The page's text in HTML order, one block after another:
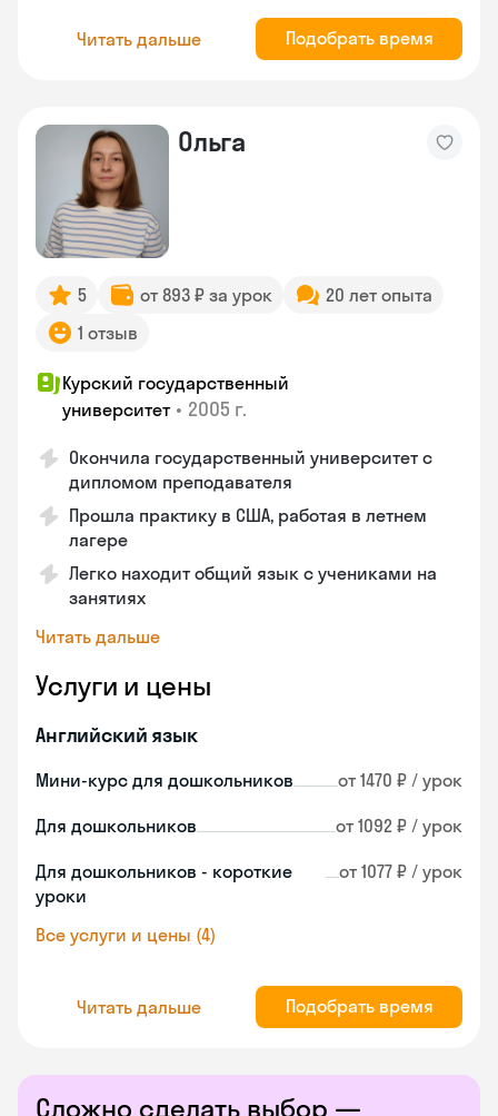
Читать дальше Подобрать время
Ольга
5 от 893 ₽ за урок
20 лет опыта
1 отзыв
Курский государственный
университет • 2005 г.
Окончила государственный университет с
дипломом преподавателя
Прошла практику в США, работая в летнем
лагере
Легко находит общий язык с учениками на
занятиях
Читать дальше
Услуги и цены
Английский язык
Мини-курс для дошкольников от 1470 ₽ / урок
Для дошкольников от 1092 ₽ / урок
Для дошкольников - короткие
уроки
от 1077 ₽ / урок
Все услуги и цены (4)
Читать дальше Подобрать время
Сложно сделать выбор —